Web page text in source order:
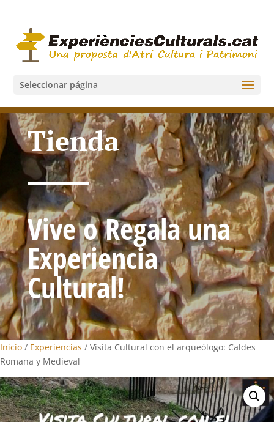
Seleccionar página
Tienda
Vive o Regala una
Experiencia
Cultural!
Inicio / Experiencias / Visita Cultural con el arqueólogo: Caldes
Romana y Medieval